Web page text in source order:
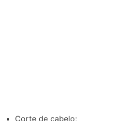
Corte de cabelo;